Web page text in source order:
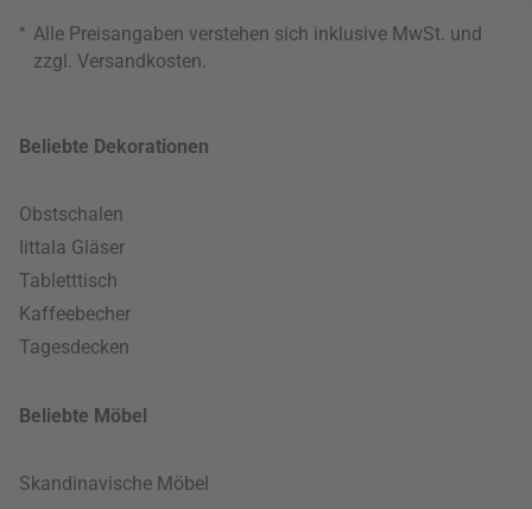
* Alle Preisangaben verstehen sich inklusive MwSt. und
zzgl. Versandkosten
Beliebte Dekorationen
Obstschalen
Iittala Gläser
Tabletttisch
Kaffeebecher
Tagesdecken
Beliebte Möbel
Skandinavische Möbel